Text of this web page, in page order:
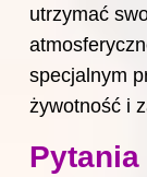
utrzymać
specjalnym
żywotność i